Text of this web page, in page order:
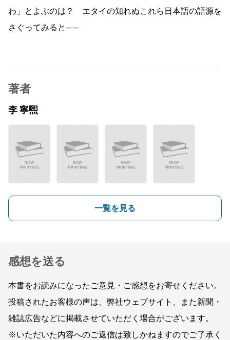
わ」とよぶのは？ エタイの知れぬこれら日本語の語源を
さぐってみると――
著者
李 寧煕
一覧を見る
感想を送る
本書をお読みになったご意見・ご感想をお寄せください。
投稿されたお客様の声は、弊社ウェブサイト、また新聞・
雑誌広告などに掲載させていただく場合がございます。
※いただいた内容へのご返信は致しかねますのでご了承く